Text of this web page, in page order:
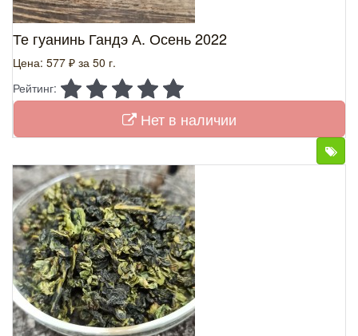
Те гуанинь Гандэ А. Осень 2022
Цена: 577 ₽ за 50 г.
Рейтинг:
Нет в наличии